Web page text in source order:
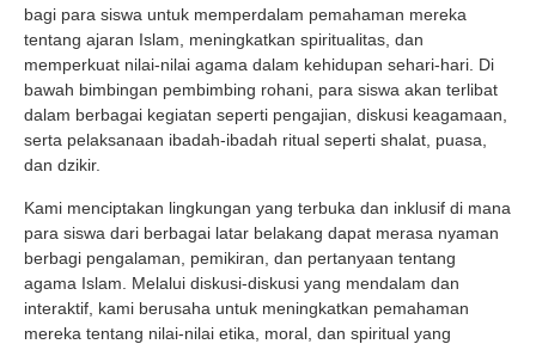
bagi para siswa untuk memperdalam pemahaman mereka
tentang ajaran Islam, meningkatkan spiritualitas, dan
memperkuat nilai-nilai agama dalam kehidupan sehari-hari. Di
bawah bimbingan pembimbing rohani, para siswa akan terlibat
dalam berbagai kegiatan seperti pengajian, diskusi keagamaan,
serta pelaksanaan ibadah-ibadah ritual seperti shalat, puasa,
dan dzikir.
Kami menciptakan lingkungan yang terbuka dan inklusif di mana
para siswa dari berbagai latar belakang dapat merasa nyaman
berbagi pengalaman, pemikiran, dan pertanyaan tentang
agama Islam. Melalui diskusi-diskusi yang mendalam dan
interaktif, kami berusaha untuk meningkatkan pemahaman
mereka tentang nilai-nilai etika, moral, dan spiritual yang